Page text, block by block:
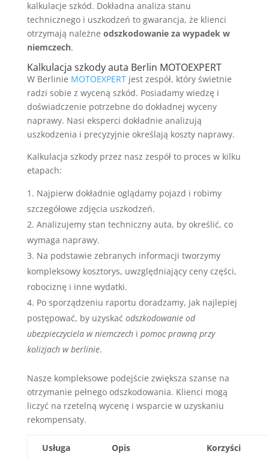
kalkulacje szkód. Dokładna analiza stanu
technicznego i uszkodzeń to gwarancja, że klienci
otrzymają należne odszkodowanie za wypadek w
niemczech.
Kalkulacja szkody auta Berlin MOTOEXPERT
W Berlinie MOTOEXPERTjest zespół, który świetnie
radzi sobie z wyceną szkód. Posiadamy wiedzę i
doświadczenie potrzebne do dokładnej wyceny
naprawy. Nasi eksperci dokładnie analizują
uszkodzenia i precyzyjnie określają koszty naprawy.
Kalkulacja szkody przez nasz zespół to proces w kilku
etapach:
Najpierw dokładnie oglądamy pojazd i robimy
szczegółowe zdjęcia uszkodzeń.
Analizujemy stan techniczny auta, by określić, co
wymaga naprawy.
Na podstawie zebranych informacji tworzymy
kompleksowy kosztorys, uwzględniający ceny części,
robociznę i inne wydatki.
Po sporządzeniu raportu doradzamy, jak najlepiej
postępować, by uzyskać odszkodowanie od
ubezpieczyciela w niemczechi pomoc prawną przy
kolizjach w berlinie.
Nasze kompleksowe podejście zwiększa szanse na
otrzymanie pełnego odszkodowania. Klienci mogą
liczyć na rzetelną wycenę i wsparcie w uzyskaniu
rekompensaty.
Usługa Opis Korzyści